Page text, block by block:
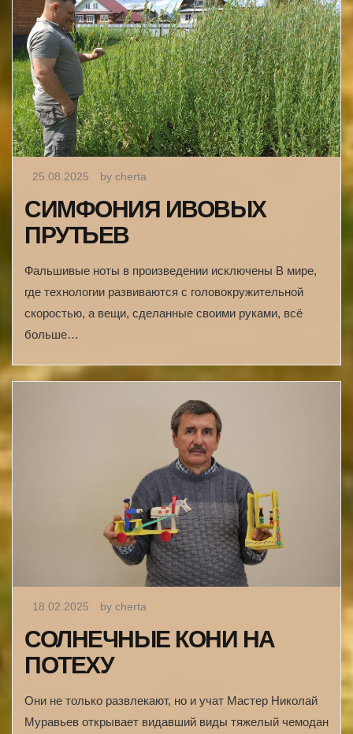
25.08.2025 by cherta
СИМФОНИЯ ИВОВЫХ
ПРУТЬЕВ
Фальшивые ноты в произведении исключены В мире,
где технологии развиваются с головокружительной
скоростью, а вещи, сделанные своими руками, всё
больше…
18.02.2025 by cherta
СОЛНЕЧНЫЕ КОНИ НА
ПОТЕХУ
Они не только развлекают, но и учат Мастер Николай
Муравьев открывает видавший виды тяжелый чемодан